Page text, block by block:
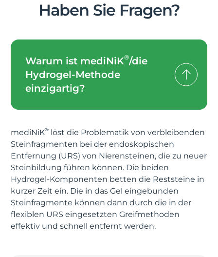
Haben Sie Fragen?
Warum ist mediNiK®/die
Hydrogel-Methode
einzigartig?
mediNiK® löst die Problematik von verbleibenden
Steinfragmenten bei der endoskopischen
Entfernung (URS) von Nierensteinen, die zu neuer
Steinbildung führen können. Die beiden
Hydrogel-Komponenten betten die Reststeine in
kurzer Zeit ein. Die in das Gel eingebunden
Steinfragmente können dann durch die in der
flexiblen URS eingesetzten Greifmethoden
effektiv und schnell entfernt werden.